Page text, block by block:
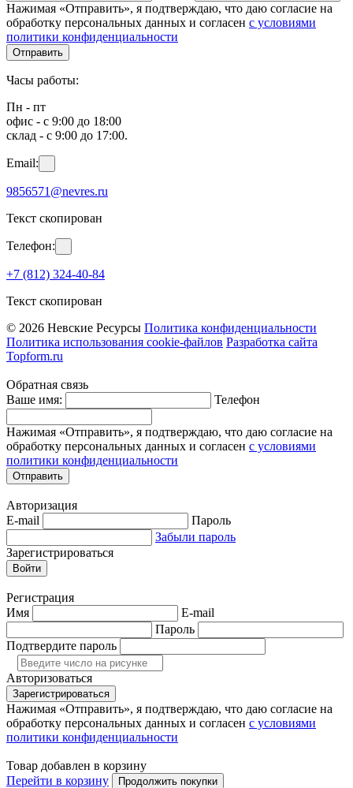
Нажимая «Отправить», я подтверждаю, что даю согласие на
обработку персональных данных и согласен с условиями
политики конфиденциальности
Отправить
Часы работы:
Пн - пт
офис - с 9:00 до 18:00
склад - с 9:00 до 17:00.
Email:
9856571@nevres.ru
Текст скопирован
Телефон:
+7 (812) 324-40-84
Текст скопирован
© 2026 Невские Ресурсы Политика конфиденциальности
Политика использования cookie-файлов Разработка сайта
Topform.ru
Обратная связь
Ваше имя:
Телефон
Нажимая «Отправить», я подтверждаю, что даю согласие на
обработку персональных данных и согласен с условиями
политики конфиденциальности
Отправить
Авторизация
E-mail
Пароль
Забыли пароль
Зарегистрироваться
Войти
Регистрация
Имя
E-mail
Пароль
Подтвердите пароль
Авторизоваться
Зарегистрироваться
Нажимая «Отправить», я подтверждаю, что даю согласие на
обработку персональных данных и согласен с условиями
политики конфиденциальности
Товар добавлен в корзину
Перейти в корзину
Продолжить покупки